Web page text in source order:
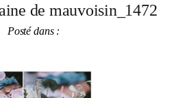
de mauvoisin_1472
Posté dans :